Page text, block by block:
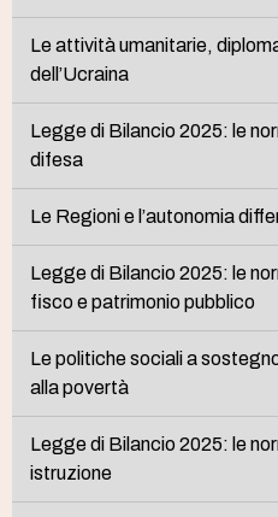
Le attività umanitarie,
dell’Ucraina
Legge di Bilancio 2025: le
difesa
Le Regioni e l’autonomia
Legge di Bilancio 2025: le
fisco e patrimonio pubblico
Le politiche sociali a
alla povertà
Legge di Bilancio 2025: le
istruzione